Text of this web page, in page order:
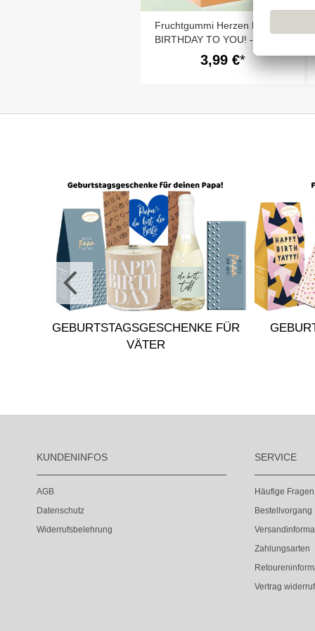
Fruchtgummi Herzen HAPPY
BIRTHDAY TO YOU! - Flower
3,99 €
GEBURTSTAGSGESCHENKE FÜR
VÄTER
KUNDENINFOS
AGB
Datenschutz
Widerrufsbelehrung
SERVICE
Häufige Fragen
Bestellvorgang
Zahlungsarten
Vertrag